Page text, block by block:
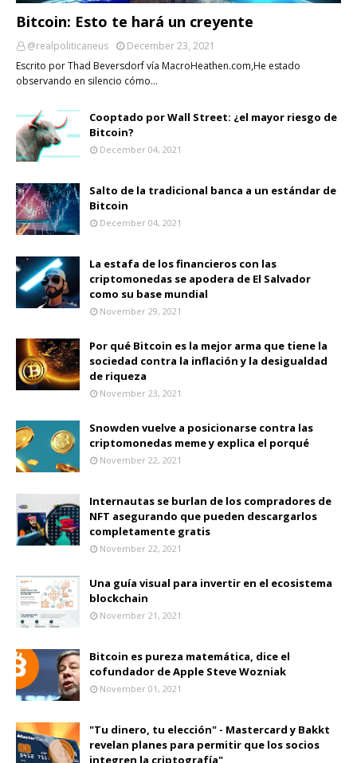
Bitcoin: Esto te hará un creyente
@realpoliticaneus
December 23, 2021
Escrito por Thad Beversdorf vía MacroHeathen.com,He estado
observando en silencio cómo…
Cooptado por Wall Street: ¿el mayor riesgo de
Bitcoin?
December 04, 2021
Salto de la tradicional banca a un estándar de
Bitcoin
December 04, 2021
La estafa de los financieros con las
criptomonedas se apodera de El Salvador
como su base mundial
November 29, 2021
Por qué Bitcoin es la mejor arma que tiene la
sociedad contra la inflación y la desigualdad
de riqueza
November 23, 2021
Snowden vuelve a posicionarse contra las
criptomonedas meme y explica el porqué
November 22, 2021
Internautas se burlan de los compradores de
NFT asegurando que pueden descargarlos
completamente gratis
November 22, 2021
Una guía visual para invertir en el ecosistema
blockchain
November 21, 2021
Bitcoin es pureza matemática, dice el
cofundador de Apple Steve Wozniak
November 01, 2021
"Tu dinero, tu elección" - Mastercard y Bakkt
revelan planes para permitir que los socios
integren la criptografía"